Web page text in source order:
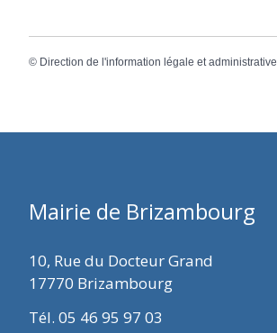
© Direction de l'information légale et administrative
Mairie de Brizambourg
10, Rue du Docteur Grand
17770 Brizambourg
Tél. 05 46 95 97 03